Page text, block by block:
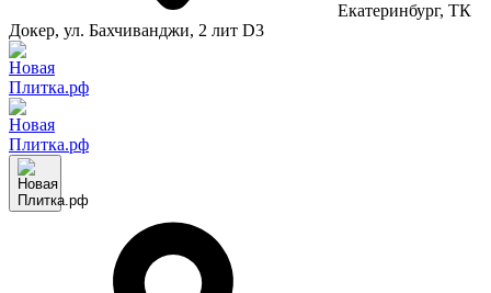
Екатеринбург, ТК
Докер, ул. Бахчиванджи, 2 лит D3